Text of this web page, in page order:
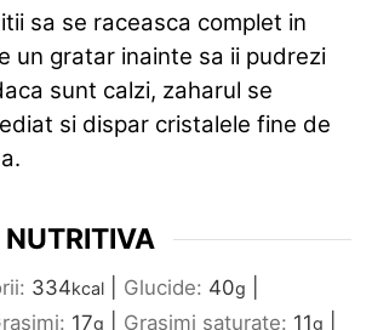
sa se raceasca complet in
un gratar inainte sa ii pudrezi
sunt calzi, zaharul se
si dispar cristalele fine de
334kcal Glucide: 40g
17g Grasimi saturate: 11g